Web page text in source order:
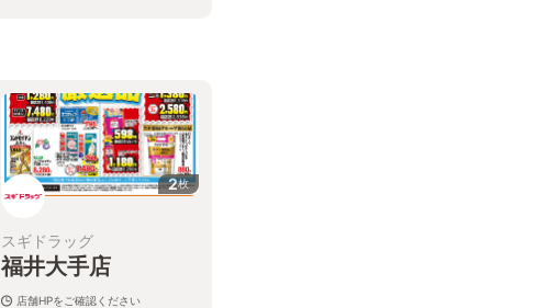
2枚
スギドラッグ
福井大手店
店舗HPをご確認ください